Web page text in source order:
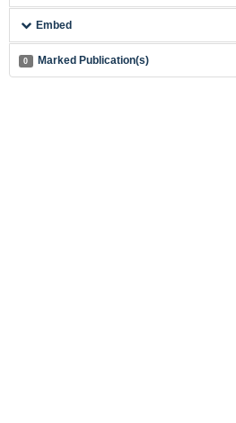
Embed
0 Marked Publication(s)